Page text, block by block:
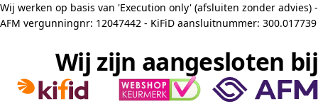
Wij werken op basis van 'Execution only' (afsluiten zonder advies) -
AFM vergunningnr: 12047442 - KiFiD aansluitnummer: 300.017739
Wij zijn aangesloten bij